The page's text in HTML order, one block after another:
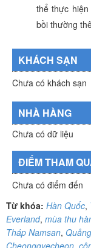
thể thực
bồi thường
KHÁCH SẠN
Chưa có khách sạn
NHÀ HÀNG
Chưa có dữ liệu
ĐIỂM THAM
Chưa có điểm đến
Từ khóa: Hàn Quốc,
Everland, mùa thu
Tháp Namsan,